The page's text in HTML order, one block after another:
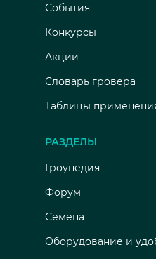
События
Конкурсы
Акции
Словарь гровера
Таблицы
РАЗДЕЛЫ
Гроупедия
Форум
Семена
Оборудование и